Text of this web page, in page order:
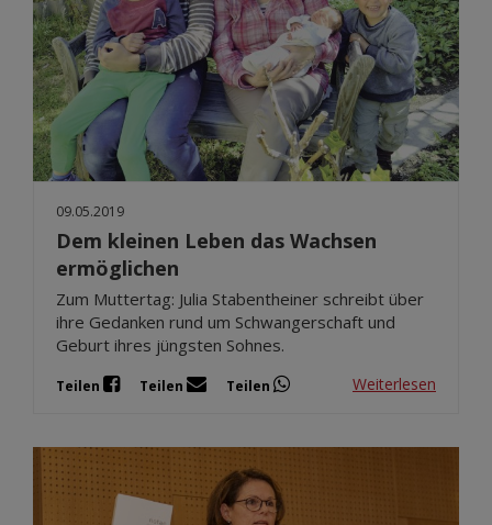
09.05.2019
Dem kleinen Leben das Wachsen
ermöglichen
Zum Muttertag: Julia Stabentheiner schreibt über
ihre Gedanken rund um Schwangerschaft und
Geburt ihres jüngsten Sohnes.
Teilen Teilen Teilen Weiterlesen